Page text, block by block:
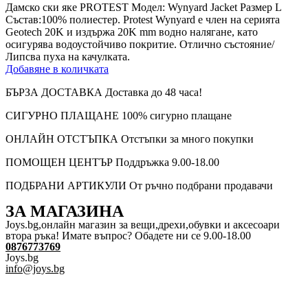
Дамско ски яке PROTEST Модел: Wynyard Jacket Размер L
Състав:100% полиестер. Protest Wynyard е член на серията
Geotech 20K и издържа 20K mm водно налягане, като
осигурява водоустойчиво покритие. Отлично състояние/
Липсва пуха на качулката.
Добавяне в количката
БЪРЗА ДОСТАВКА Доставка до 48 часа!
СИГУРНО ПЛАЩАНЕ 100% сигурно плащане
ОНЛАЙН ОТСТЪПКА Отстъпки за много покупки
ПОМОЩЕН ЦЕНТЪР Поддръжка 9.00-18.00
ПОДБРАНИ АРТИКУЛИ От ръчно подбрани продавачи
ЗА МАГАЗИНА
Joys.bg,oнлайн магазин за вещи,дрехи,обувки и аксесоари
втора ръка! Имате въпрос? Обадете ни се 9.00-18.00
0876773769
Joys.bg
info@joys.bg